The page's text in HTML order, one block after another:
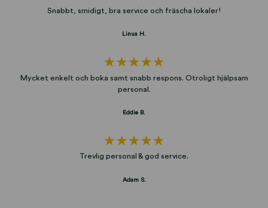
Snabbt, smidigt, bra service och fräscha lokaler!
Linus H.
Mycket enkelt och boka samt snabb respons. Otroligt hjälpsam
personal.
Eddie B.
Trevlig personal & god service.
Adam S.